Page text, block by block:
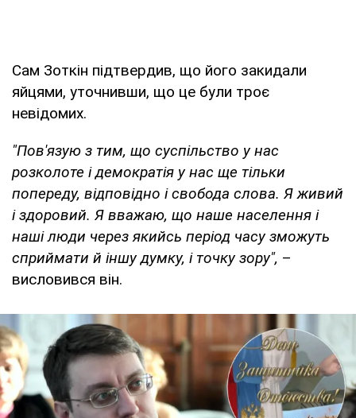
Сам Зоткін підтвердив, що його закидали
яйцями, уточнивши, що це були троє
невідомих.
"Пов'язую з тим, що суспільство у нас
розколоте і демократія у нас ще тільки
попереду, відповідно і свобода слова. Я живий
і здоровий. Я вважаю, що наше населення і
наші люди через якийсь період часу зможуть
сприймати й іншу думку, і точку зору", –
висловився він.